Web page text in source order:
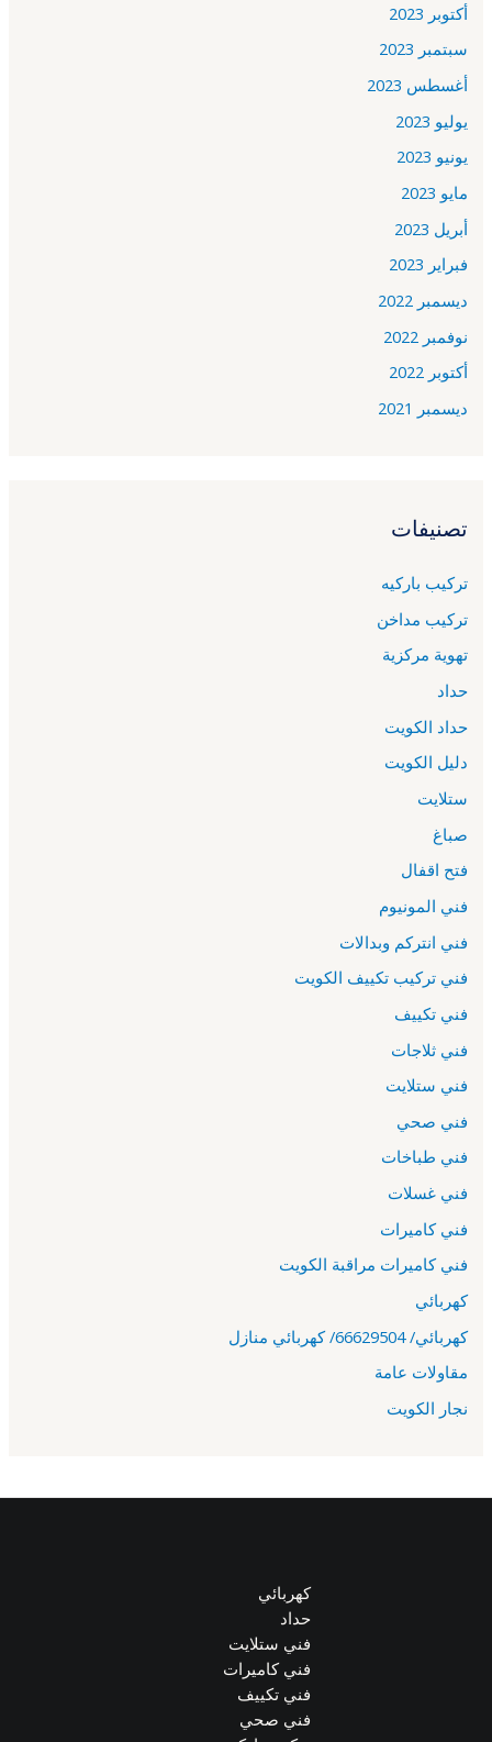
أكتوبر 2023
سبتمبر 2023
أغسطس 2023
يوليو 2023
يونيو 2023
مايو 2023
أبريل 2023
فبراير 2023
ديسمبر 2022
نوفمبر 2022
أكتوبر 2022
ديسمبر 2021
تصنيفات
تركيب باركيه
تركيب مداخن
تهوية مركزية
حداد
حداد الكويت
دليل الكويت
ستلايت
صباغ
فتح اقفال
فني المونيوم
فني انتركم وبدالات
فني تركيب تكييف الكويت
فني تكييف
فني ثلاجات
فني ستلايت
فني صحي
فني طباخات
فني غسلات
فني كاميرات
فني كاميرات مراقبة الكويت
كهربائي
كهربائي/ 66629504/ كهربائي منازل
مقاولات عامة
نجار الكويت
كهربائي
حداد
فني ستلايت
فني كاميرات
فني تكييف
فني صحي